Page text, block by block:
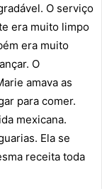
para
aumentar
ou
o
volume.
O serviço
era muito limpo
era muito
O
amava as
para comer.
mexicana.
Ela se
receita toda